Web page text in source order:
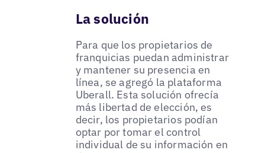
La solución
Para que los propietarios de
franquicias puedan administrar
y mantener su presencia en
línea, se agregó la plataforma
Uberall. Esta solución ofrecía
más libertad de elección, es
decir, los propietarios podían
optar por tomar el control
individual de su información en